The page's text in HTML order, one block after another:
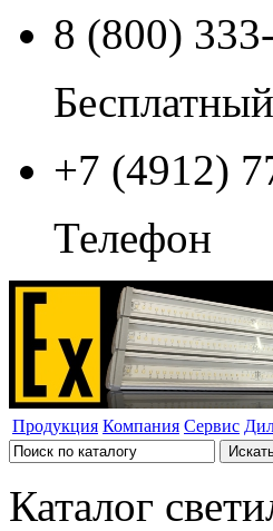
8 (800)
+7 (4912)
Телефон
Продукция Компания Сервис
Каталог